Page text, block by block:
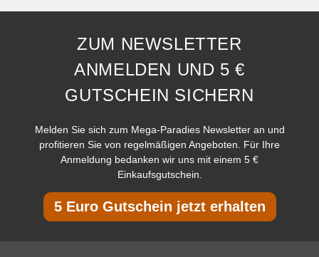
ZUM NEWSLETTER
ANMELDEN UND 5 €
GUTSCHEIN SICHERN
Melden Sie sich zum Mega-Paradies Newsletter an und
profitieren Sie von regelmäßigen Angeboten. Für Ihre
Anmeldung bedanken wir uns mit einem 5 €
Einkaufsgutschein.
5 Euro Gutschein jetzt erhalten